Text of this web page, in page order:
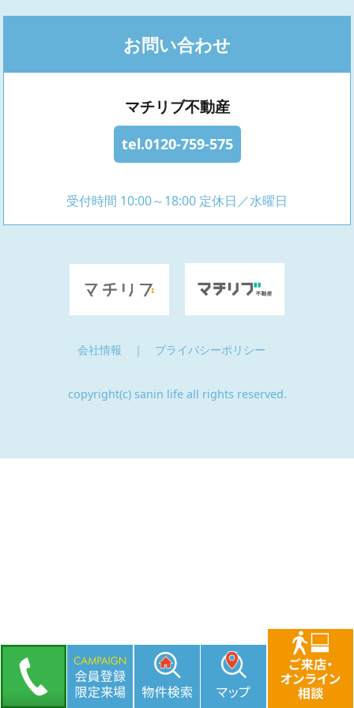
お問い合わせ
マチリブ不動産
tel.0120-759-575
受付時間 10:00～18:00 定休日／水曜日
会社情報 ｜ プライバシーポリシー
copyright(c) sanin life all rights reserved.